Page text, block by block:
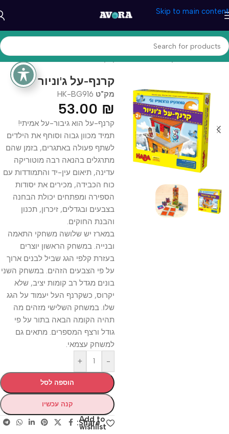
Skip to main content
עמוד הבית/משחקים וצעצעים/משחקי קופסא
קרנף-על ג'וניור
מק"ט HK-BG916
53.00 ₪
קרנף-על הוא גיבור-על אמיתי!
תמיד מכוון גבוה וסוחף את הילדים
לשתף פעולה באתגרים, בזמן שהם
מתרגלים בהנאה רבה מוטוריקה
עדינה, תיאום עין-יד והתמודדות עם
כוח הכבידה, מכירים את יסודות
הספירה ומפתחים יכולת הבחנה
בצבעים ובגדלים, זיכרון, תכנון
והבנת החוקים.
במארז יש שלושה משחקי התאמה
ובנייה. במשחק הראשון יוצרים
בעזרת קלפי הגג שביל לבנים ארוך
על פי הצבעים הזהים. במשחק השני
בונים מגדל רב קומות יציב, שלא
יקרוס, כשקרנף העל יעמוד על הגג
שלו. במשחק השלישי מזהים מה
תהיה הקומה הבאה בתור על פי
גודל ורצף המספרים. מתאים גם
למשחק עצמאי.
-
+
הוספה לסל
קנה עכשיו
Add to
wishlist
Share: